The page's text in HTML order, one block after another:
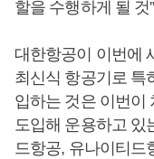
할을 수행하게 될 것
대한항공이 이번에
최신식 항공기로 특
입하는 것은 이번이
도입해 운용하고 있
드항공, 유나이티드